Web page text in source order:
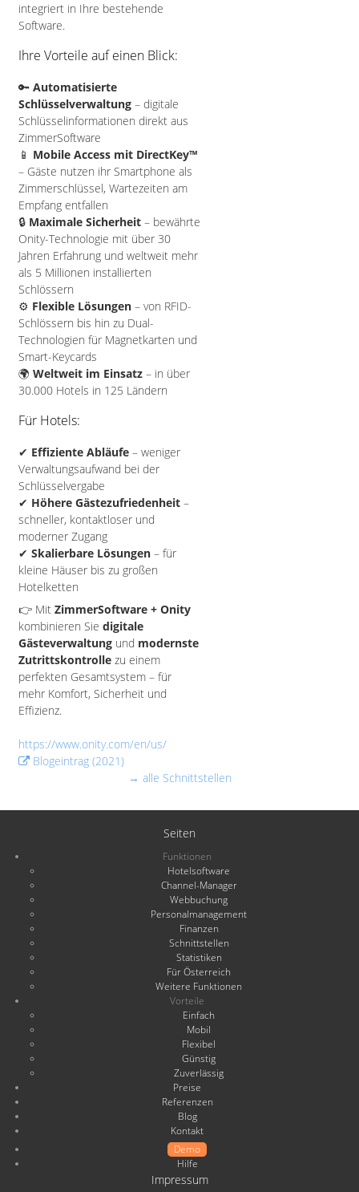
integriert in Ihre bestehende
Software.
Ihre Vorteile auf einen Blick:
🔑 Automatisierte
Schlüsselverwaltung – digitale
Schlüsselinformationen direkt aus
ZimmerSoftware
📱 Mobile Access mit DirectKey™
– Gäste nutzen ihr Smartphone als
Zimmerschlüssel, Wartezeiten am
Empfang entfallen
🔒 Maximale Sicherheit – bewährte
Onity-Technologie mit über 30
Jahren Erfahrung und weltweit mehr
als 5 Millionen installierten
Schlössern
⚙️ Flexible Lösungen – von RFID-
Schlössern bis hin zu Dual-
Technologien für Magnetkarten und
Smart-Keycards
🌍 Weltweit im Einsatz – in über
30.000 Hotels in 125 Ländern
Für Hotels:
✔ Effiziente Abläufe – weniger
Verwaltungsaufwand bei der
Schlüsselvergabe
✔ Höhere Gästezufriedenheit –
schneller, kontaktloser und
moderner Zugang
✔ Skalierbare Lösungen – für
kleine Häuser bis zu großen
Hotelketten
👉 Mit ZimmerSoftware + Onity
kombinieren Sie digitale
Gästeverwaltung und modernste
Zutrittskontrolle zu einem
perfekten Gesamtsystem – für
mehr Komfort, Sicherheit und
Effizienz.
https://www.onity.com/en/us/
Blogeintrag (2021)
→ alle Schnittstellen
Seiten
Funktionen
Hotelsoftware
Channel-Manager
Webbuchung
Personalmanagement
Finanzen
Schnittstellen
Statistiken
Für Österreich
Weitere Funktionen
Vorteile
Einfach
Mobil
Flexibel
Günstig
Zuverlässig
Preise
Referenzen
Blog
Kontakt
Demo
Hilfe
Impressum